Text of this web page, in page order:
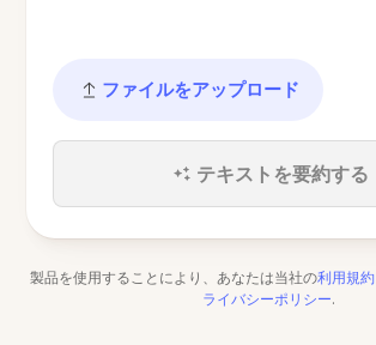
ファイルをアップロード
テキストを要約する
製品を使用することにより、あなたは当社の利用規約
ライバシーポリシー.